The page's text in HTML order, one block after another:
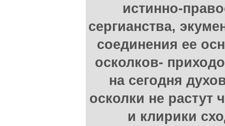
истинно-
сергианства,
соединения ее
осколков-
на сегодня
осколки не
и клирики